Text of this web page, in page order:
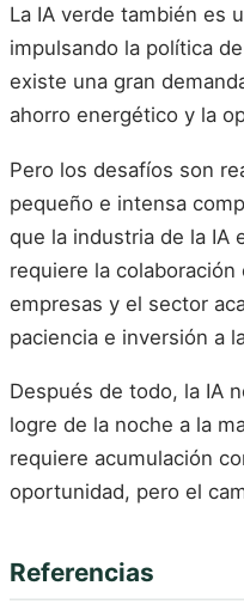
La IA verde también es
impulsando la política
existe una gran
ahorro energético y la
Pero los desafíos son
pequeño e intensa
que la industria de la IA
requiere la
empresas y el sector
paciencia e inversión a
Después de todo, la IA
logre de la noche a la
requiere acumulación
oportunidad, pero el
Referencias